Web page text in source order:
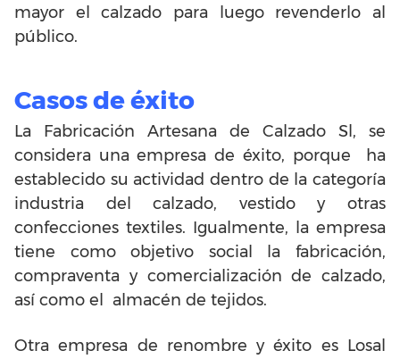
mayor el calzado para luego revenderlo al
público.
Casos de éxito
La Fabricación Artesana de Calzado Sl, se
considera una empresa de éxito, porque ha
establecido su actividad dentro de la categoría
industria del calzado, vestido y otras
confecciones textiles. Igualmente, la empresa
tiene como objetivo social la fabricación,
compraventa y comercialización de calzado,
así como el almacén de tejidos.
Otra empresa de renombre y éxito es Losal